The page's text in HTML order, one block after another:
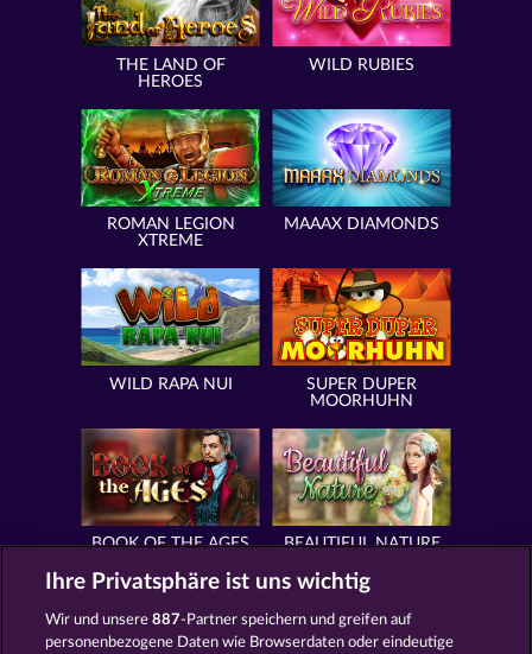
THE LAND OF
HEROES
WILD RUBIES
ROMAN LEGION
XTREME
MAAAX DIAMONDS
WILD RAPA NUI
SUPER DUPER
MOORHUHN
BOOK OF THE AGES BEAUTIFUL NATURE
Ihre Privatsphäre ist uns wichtig
Wir und unsere887-Partner speichern und greifen auf
personenbezogene Daten wie Browserdaten oder eindeutige